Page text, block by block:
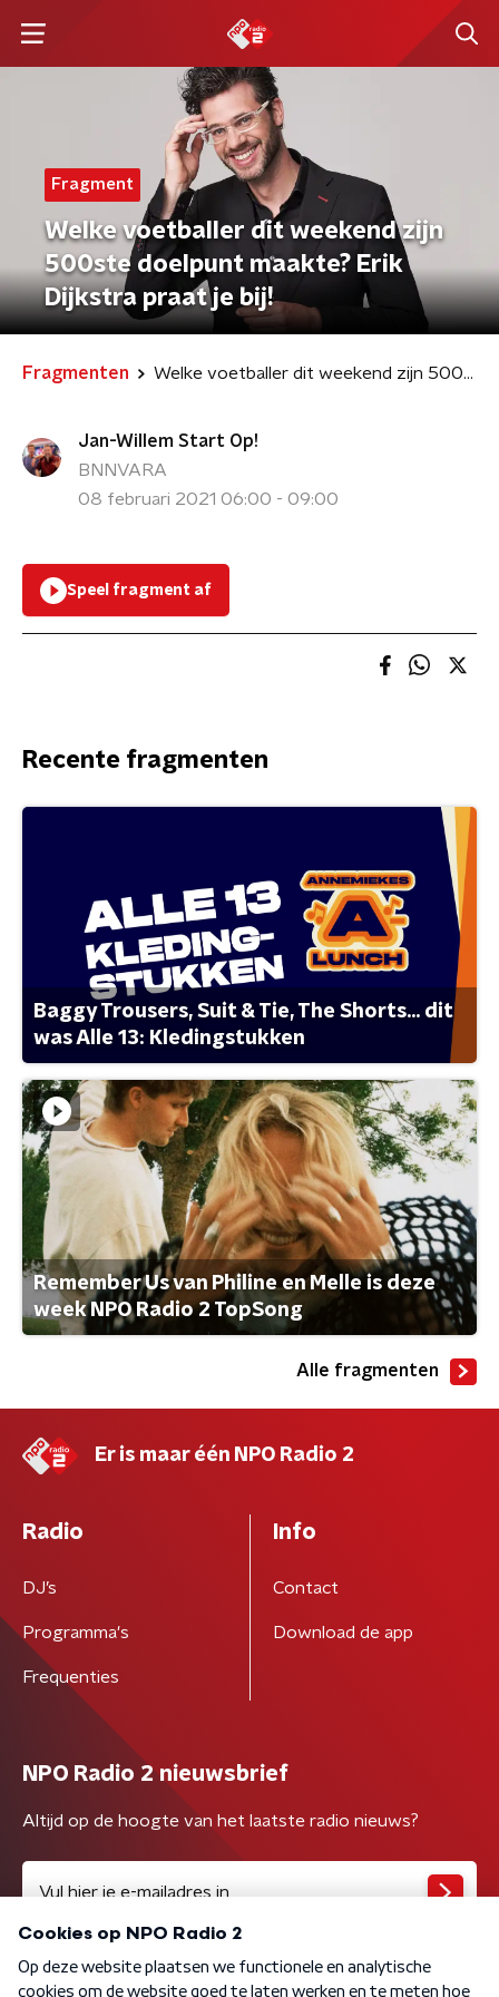
Fragment
Welke voetballer dit weekend zijn
500ste doelpunt maakte? Erik
Dijkstra praat je bij!
Fragmenten Welke voetballer dit weekend zijn 500ste doelpunt maakte? Erik Dijkstra praat je bij!
Jan-Willem Start Op!
BNNVARA
08 februari 2021 06:00 - 09:00
Speel fragment af
Recente fragmenten
Baggy Trousers, Suit & Tie, The Shorts... dit
was Alle 13: Kledingstukken
Remember Us van Philine en Melle is deze
week NPO Radio 2 TopSong
Alle fragmenten
Er is maar één NPO Radio 2
Radio
DJ’s
Programma's
Frequenties
Info
Contact
Download de app
NPO Radio 2 nieuwsbrief
Altijd op de hoogte van het laatste radio nieuws?